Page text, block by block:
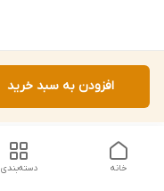
افزودن به سبد خرید
دسته‌بندی خانه